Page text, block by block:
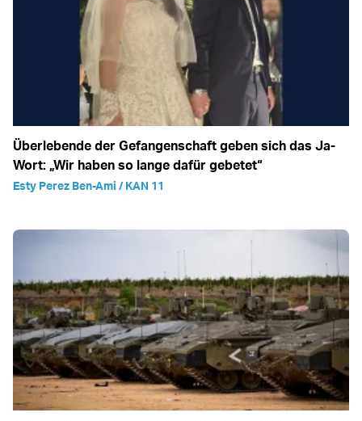
Überlebende der Gefangenschaft geben sich das Ja-
Wort: „Wir haben so lange dafür gebetet“
Esty Perez Ben-Ami / KAN 11